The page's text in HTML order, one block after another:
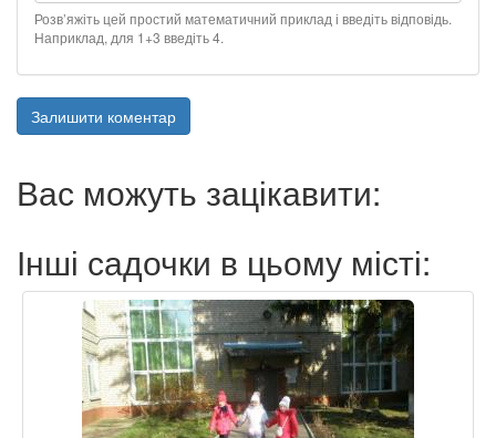
Розв’яжіть цей простий математичний приклад і введіть відповідь.
Наприклад, для 1+3 введіть 4.
Залишити коментар
Вас можуть зацікавити:
Інші садочки в цьому місті: